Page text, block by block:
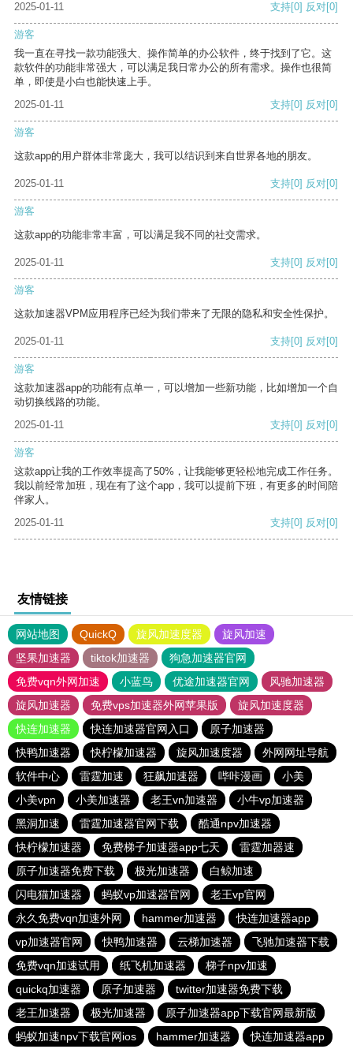
2025-01-11 支持[0] 反对[0]
游客
我一直在寻找一款功能强大、操作简单的办公软件，终于找到了它。这
款软件的功能非常强大，可以满足我日常办公的所有需求。操作也很简
单，即使是小白也能快速上手。
2025-01-11
支持[0] 反对[0]
游客
这款app的用户群体非常庞大，我可以结识到来自世界各地的朋友。
2025-01-11 支持[0] 反对[0]
游客
这款app的功能非常丰富，可以满足我不同的社交需求。
2025-01-11 支持[0] 反对[0]
游客
这款加速器VPM应用程序已经为我们带来了无限的隐私和安全性保护。
2025-01-11 支持[0] 反对[0]
游客
这款加速器app的功能有点单一，可以增加一些新功能，比如增加一个自
动切换线路的功能。
2025-01-11
支持[0] 反对[0]
游客
这款app让我的工作效率提高了50%，让我能够更轻松地完成工作任务。
我以前经常加班，现在有了这个app，我可以提前下班，有更多的时间陪
伴家人。
2025-01-11
支持[0] 反对[0]
友情链接
网站地图 QuickQ 旋风加速度器
旋风加速
坚果加速器
tiktok加速器
狗急加速器官网
免费vqn外网加速
小蓝鸟 优途加速器官网
风驰加速器
旋风加速器
免费vps加速器外网苹果版
旋风加速度器
快连加速器
快连加速器官网入口
原子加速器
快鸭加速器
快柠檬加速器 旋风加速度器
外网网址导航
软件中心
雷霆加速 狂飙加速器 哔咔漫画
小美
小美vpn
小美加速器 老王vn加速器
小牛vp加速器
黑洞加速
雷霆加速器官网下载
酷通npv加速器
快柠檬加速器
免费梯子加速器app七天
雷霆加器速
原子加速器免费下载
极光加速器
白鲸加速
闪电猫加速器
蚂蚁vp加速器官网
老王vp官网
永久免费vqn加速外网
hammer加速器
快连加速器app
vp加速器官网
快鸭加速器 云梯加速器
飞驰加速器下载
免费vqn加速试用
纸飞机加速器
梯子npv加速
quickq加速器
原子加速器
twitter加速器免费下载
老王加速器
极光加速器
原子加速器app下载官网最新版
蚂蚁加速npv下载官网ios
hammer加速器 快连加速器app